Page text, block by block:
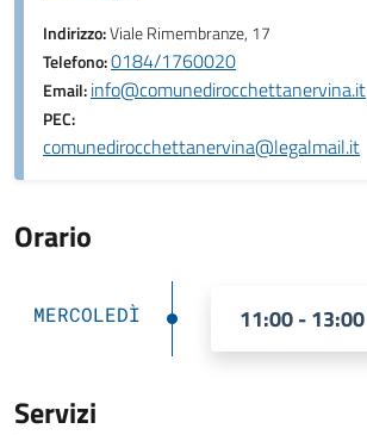
Indirizzo:Viale Rimembranze, 17
Telefono:0184/1760020
Email:info@comunedirocchettanervina.it
PEC:
comunedirocchettanervina@legalmail.it
Orario
MERCOLEDÌ 11:00 - 13:00
Servizi